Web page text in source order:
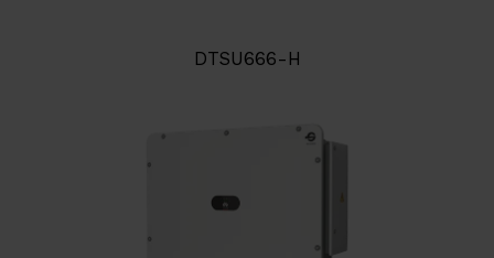
DTSU666-H